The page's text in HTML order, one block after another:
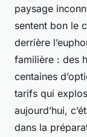
paysage
sentent bon le
derrière
familière : des
centaines
tarifs qui
aujourd’hui,
dans la